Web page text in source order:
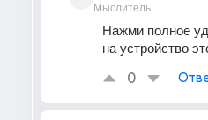
Мыслитель
Нажми полное
на устройство
0